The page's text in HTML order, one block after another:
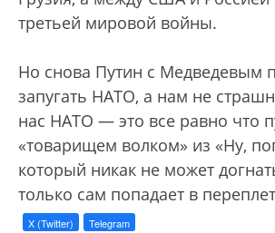
третьей мировой войны.
Но снова Путин с Медведевым
запугать НАТО, а нам не
нас НАТО — это все равно что
«товарищем волком» из «Ну,
который никак не может
только сам попадает в
X (Twitter) Telegram